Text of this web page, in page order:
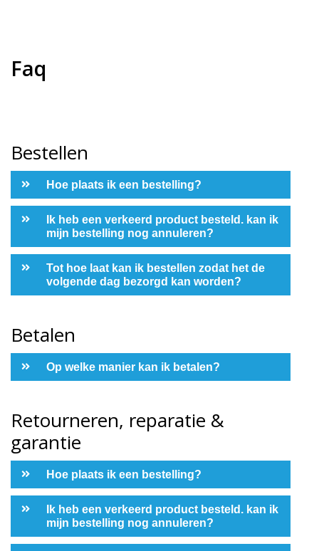
Faq
Bestellen
Hoe plaats ik een bestelling?
Ik heb een verkeerd product besteld. kan ik
mijn bestelling nog annuleren?
Tot hoe laat kan ik bestellen zodat het de
volgende dag bezorgd kan worden?
Betalen
Op welke manier kan ik betalen?
Retourneren, reparatie &
garantie
Hoe plaats ik een bestelling?
Ik heb een verkeerd product besteld. kan ik
mijn bestelling nog annuleren?